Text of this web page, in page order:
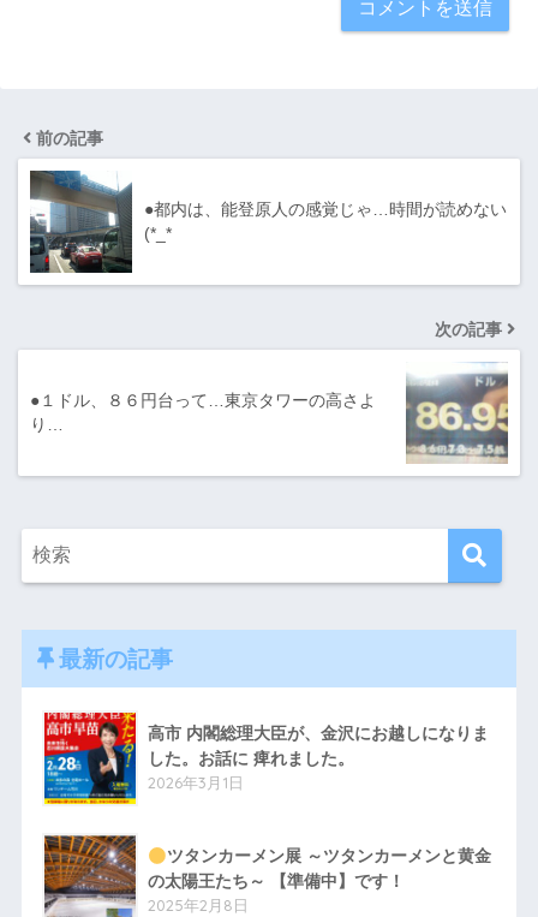
前の記事
●都内は、能登原人の感覚じゃ…時間が読めない
(*_*
次の記事
●１ドル、８６円台って…東京タワーの高さよ
り…
最新の記事
高市 内閣総理大臣が、金沢にお越しになりま
した。お話に 痺れました。
2026年3月1日
ツタンカーメン展 ～ツタンカーメンと黄金
の太陽王たち～ 【準備中】です！
2025年2月8日